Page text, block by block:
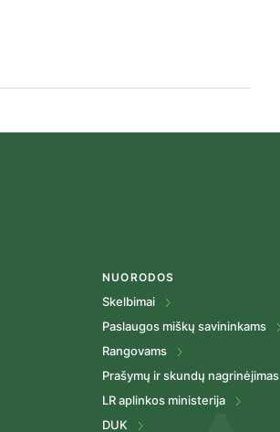
NUORODOS
Skelbimai
Paslaugos miškų savininkams
Rangovams
Prašymų ir skundų nagrinėjimas
LR aplinkos ministerija
DUK